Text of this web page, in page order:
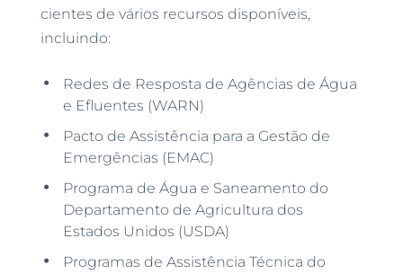
cientes de vários recursos disponíveis,
incluindo:
Redes de Resposta de Agências de Água
e Efluentes (WARN)
Pacto de Assistência para a Gestão de
Emergências (EMAC)
Programa de Água e Saneamento do
Departamento de Agricultura dos
Estados Unidos (USDA)
Programas de Assistência Técnica do